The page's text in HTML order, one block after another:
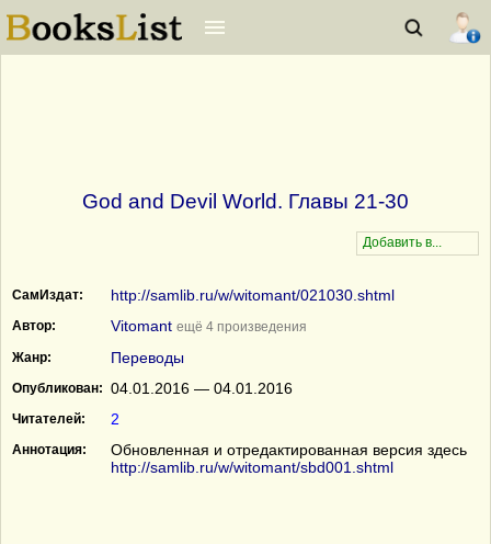
God and Devil World. Главы 21-30
СамИздат: http://samlib.ru/w/witomant/021030.shtml
Автор: Vitomant ещё 4 произведения
Жанр:
Переводы
Опубликован: 04.01.2016 — 04.01.2016
Читателей: 2
Аннотация:
Обновленная и отредактированная версия здесь
http://samlib.ru/w/witomant/sbd001.shtml